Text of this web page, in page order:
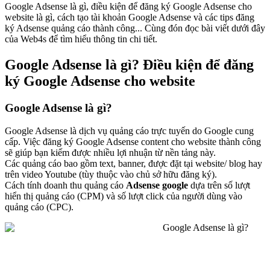
Google Adsense là gì, điều kiện để đăng ký Google Adsense cho
website là gì, cách tạo tài khoản Google Adsense và các tips đăng
ký Adsense quảng cáo thành công... Cùng đón đọc bài viết dưới đây
của Web4s để tìm hiểu thông tin chi tiết.
Google Adsense là gì? Điều kiện để đăng
ký Google Adsense cho website
Google Adsense là gì?
Google Adsense là dịch vụ quảng cáo trực tuyến do Google cung
cấp. Việc đăng ký Google Adsense content cho website thành công
sẽ giúp bạn kiếm được nhiều lợi nhuận từ nền tảng này.
Các quảng cáo bao gồm text, banner, được đặt tại website/ blog hay
trên video Youtube (tùy thuộc vào chủ sở hữu đăng ký).
Cách tính doanh thu quảng cáo Adsense google dựa trên số lượt
hiển thị quảng cáo (CPM) và số lượt click của người dùng vào
quảng cáo (CPC).